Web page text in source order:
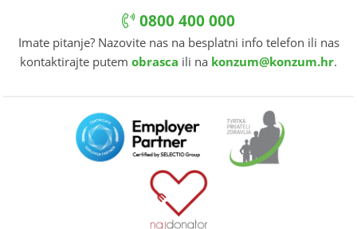
0800 400 000
Imate pitanje? Nazovite nas na besplatni info telefon ili nas
kontaktirajte putem obrasca ili na konzum@konzum.hr.